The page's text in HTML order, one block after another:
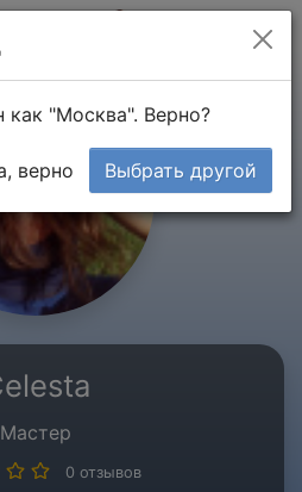
Мастер
0 отзывов
как "Москва". Верно?
верно Выбрать другой